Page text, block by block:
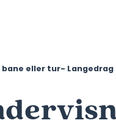
bane eller tur-